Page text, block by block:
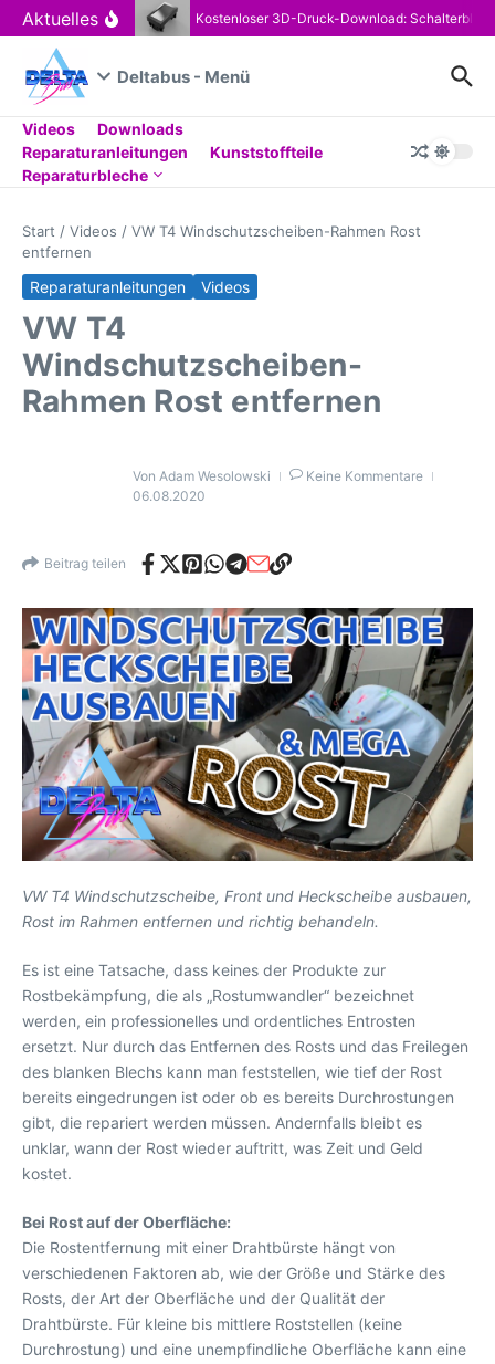
Zum Inhalt springen
Aktuelles Kostenloser 3D-Druck-Download:
Deltabus - Menü
Videos
Downloads
Reparaturanleitungen
Kunststoffteile
Reparaturbleche
Start / Videos / VW T4 Windschutzscheiben-Rahmen Rost
entfernen
Reparaturanleitungen Videos
VW T4
Windschutzscheiben-
Rahmen Rost entfernen
Von Adam Wesolowski
Keine Kommentare
06.08.2020
Beitrag teilen
VW T4 Windschutzscheibe, Front und Heckscheibe ausbauen,
Rost im Rahmen entfernen und richtig behandeln.
Es ist eine Tatsache, dass keines der Produkte zur
Rostbekämpfung, die als „Rostumwandler“ bezeichnet
werden, ein professionelles und ordentliches Entrosten
ersetzt. Nur durch das Entfernen des Rosts und das Freilegen
des blanken Blechs kann man feststellen, wie tief der Rost
bereits eingedrungen ist oder ob es bereits Durchrostungen
gibt, die repariert werden müssen. Andernfalls bleibt es
unklar, wann der Rost wieder auftritt, was Zeit und Geld
kostet.
Bei Rost auf der Oberfläche:
Die Rostentfernung mit einer Drahtbürste hängt von
verschiedenen Faktoren ab, wie der Größe und Stärke des
Rosts, der Art der Oberfläche und der Qualität der
Drahtbürste. Für kleine bis mittlere Roststellen (keine
Durchrostung) und eine unempfindliche Oberfläche kann eine